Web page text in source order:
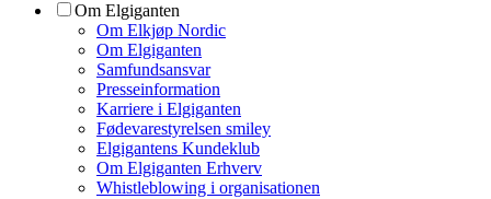
Om Elgiganten
Om Elkjøp Nordic
Om Elgiganten
Samfundsansvar
Presseinformation
Karriere i Elgiganten
Fødevarestyrelsen smiley
Elgigantens Kundeklub
Om Elgiganten Erhverv
Whistleblowing i organisationen